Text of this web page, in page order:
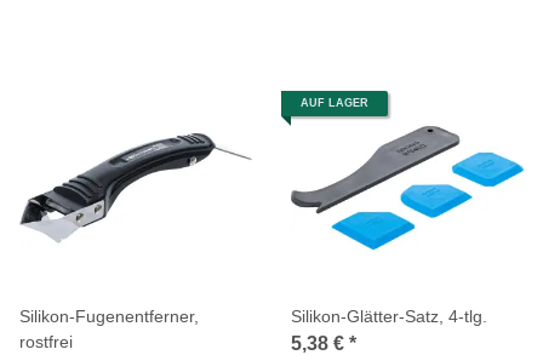
Silikon-Fugenentferner,
rostfrei
AUF LAGER
Silikon-Glätter-Satz, 4-tlg.
5,38 € *